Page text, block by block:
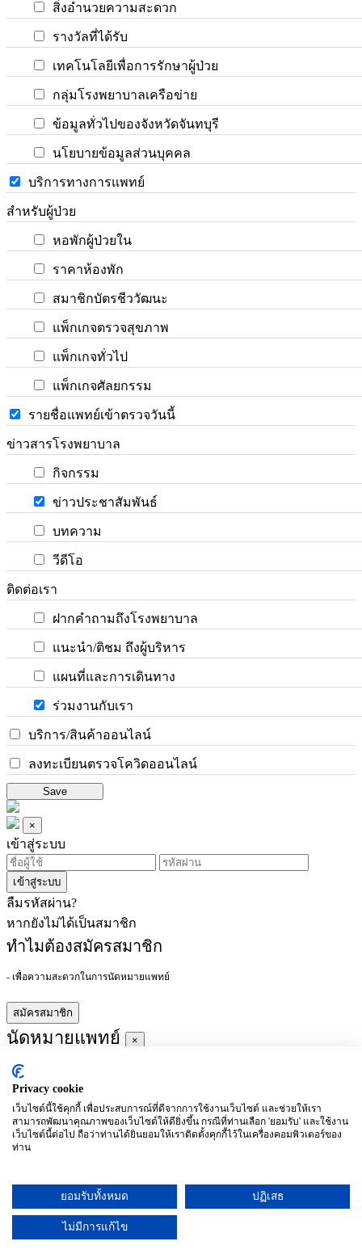
สิ่งอำนวยความสะดวก
รางวัลที่ได้รับ
เทคโนโลยีเพื่อการรักษาผู้ป่วย
กลุ่มโรงพยาบาลเครือข่าย
ข้อมูลทั่วไปของจังหวัดจันทบุรี
นโยบายข้อมูลส่วนบุคคล
บริการทางการแพทย์
สำหรับผู้ป่วย
หอพักผู้ป่วยใน
ราคาห้องพัก
สมาชิกบัตรชีววัฒนะ
แพ็กเกจตรวจสุขภาพ
แพ็กเกจทั่วไป
แพ็กเกจศัลยกรรม
รายชื่อแพทย์เข้าตรวจวันนี้
ข่าวสารโรงพยาบาล
กิจกรรม
ข่าวประชาสัมพันธ์
บทความ
วีดีโอ
ติดต่อเรา
ฝากคำถามถึงโรงพยาบาล
แนะนำ/ติชม ถึงผู้บริหาร
แผนที่และการเดินทาง
ร่วมงานกับเรา
บริการ/สินค้าออนไลน์
ลงทะเบียนตรวจโควิดออนไลน์
Save
×
เข้าสู่ระบบ
เข้าสู่ระบบ
ลืมรหัสผ่าน?
หากยังไม่ได้เป็นสมาชิก
ทำไมต้องสมัครสมาชิก
- เพื่อความสะดวกในการนัดหมายแพทย์
สมัครสมาชิก
นัดหมายแพทย์ ×
ผู้ชำนาญการ
ประจำ :
อาทิตย์
จันทร์
(27/09)
อังคาร
(28/09)
พุธ
พฤหัสบดี
ศุกร์
เสาร์
Privacy cookie
เว็บไซต์นี้ใช้คุกกี้ เพื่อประสบการณ์ที่ดีจากการใช้งานเว็บไซต์ และช่วยให้เรา
สามารถพัฒนาคุณภาพของเว็บไซต์ให้ดียิ่งขึ้น กรณีที่ท่านเลือก 'ยอมรับ' และใช้งาน
เว็บไซต์นี้ต่อไป ถือว่าท่านได้ยินยอมให้เราติดตั้งคุกกี้ไว้ในเครื่องคอมพิวเตอร์ของ
ท่าน
ยอมรับทั้งหมด ปฏิเสธ
ไม่มีการแก้ไข